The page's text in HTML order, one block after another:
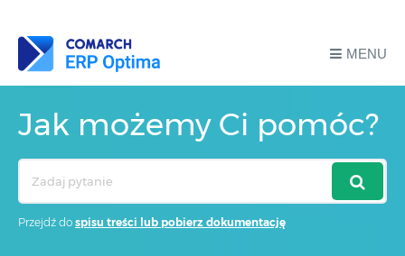
MENU
Jak możemy Ci pomóc?
Przejdź do spisu treści lub pobierz dokumentację